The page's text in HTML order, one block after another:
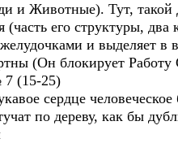
и Животные). Тут,
его структуры,
и выделяет в
(Он блокирует Работу
(15-25)
сердце человеческое
по дереву, как бы